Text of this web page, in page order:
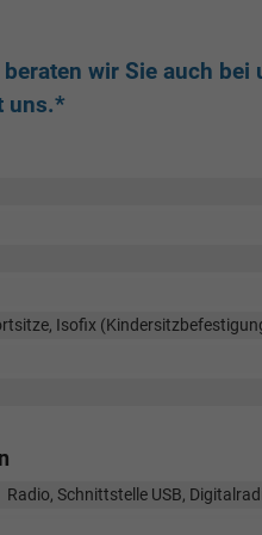
wir Sie auch
uns.*
Isofix
Radio, Schnittstelle USB,